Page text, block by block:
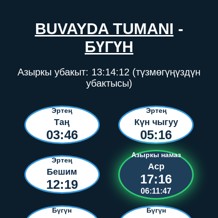
BUVAYDA TUMANI -
БҮГҮН
Азыркы убакыт: 13:14:12 (түзмөгүңүздүн
убактысы)
Эртең
Таң
03:46
Эртең
Күн чыгуу
05:16
Эртең
Бешим
12:19
Азыркы намаз
Аср
17:16
06:11:47
Бүгүн Бүгүн